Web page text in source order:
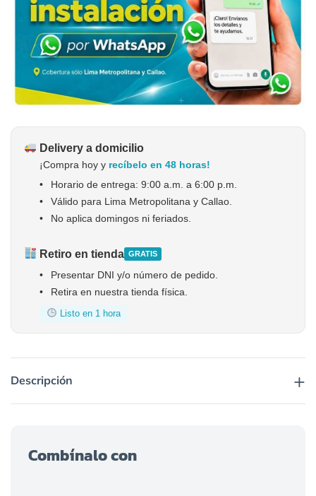
Delivery a domicilio
¡Compra hoy y recíbelo en 48 horas!
•
Horario de entrega: 9:00 a.m. a 6:00 p.m.
•
Válido para Lima Metropolitana y Callao.
•
No aplica domingos ni feriados.
Retiro en tienda GRATIS
•
Presentar DNI y/o número de pedido.
•
Retira en nuestra tienda física.
Listo en 1 hora
Descripción +
Combínalo con